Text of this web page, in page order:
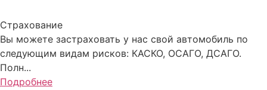
Страхование
Вы можете застраховать у нас свой автомобиль по
следующим видам рисков: КАСКО, ОСАГО, ДСАГО.
Полн...
Подробнее